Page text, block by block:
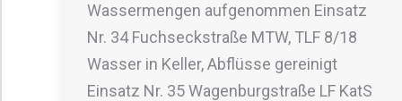
Wassermengen aufgenommen Einsatz
Nr. 34 Fuchseckstraße MTW, TLF 8/18
Wasser in Keller, Abflüsse gereinigt
Einsatz Nr. 35 Wagenburgstraße LF KatS